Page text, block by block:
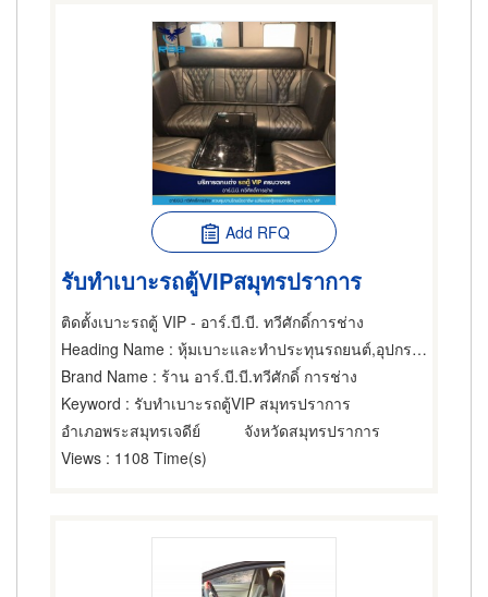
Add RFQ
รับทำเบาะรถตู้VIPสมุทรปราการ
ติดตั้งเบาะรถตู้ VIP - อาร์.บี.บี. ทวีศักดิ์การช่าง
Heading Name : หุ้มเบาะและทำประทุนรถยนต์,อุปกรณ์ตกแต่งรถตู้,ให้เช่ารถตู้
Brand Name : ร้าน อาร์.บี.บี.ทวีศักดิ์ การช่าง
Keyword : รับทำเบาะรถตู้VIP สมุทรปราการ
อำเภอพระสมุทรเจดีย์
จังหวัดสมุทรปราการ
Views : 1108 Time(s)